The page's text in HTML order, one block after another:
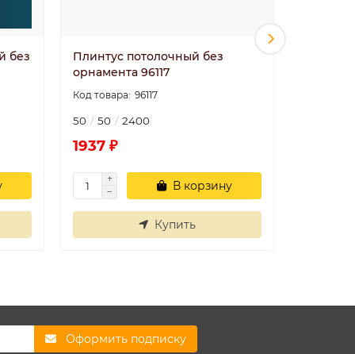
без
Плинтус потолочный без
орнамента 96117
96117
50 50 2400
1937 ₽
В корзину
Купить
Оформить подписку